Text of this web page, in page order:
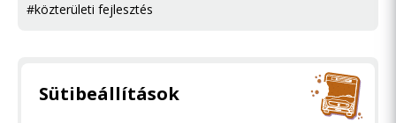
#közterületi fejlesztés
Aquincumi híd: épüljön-e új dunai átkelő
Észak-Buda és -Pest között?
Sütibeállítások